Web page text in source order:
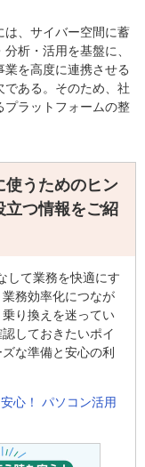
は、サイバー空間に蓄
析・活用を基盤に、
を高度に連携させる
である。そのため、社
プラットフォームの整
使うためのヒン
立つ情報をご紹
して業務を快適にす
務効率化につなが
り換えを迷ってい
しておきたいポイ
な準備と安心の利
心！ パソコン活用